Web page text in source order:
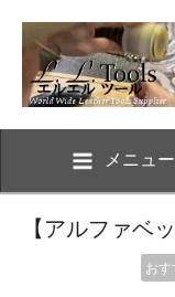
メニュー
【アルファベ
おす